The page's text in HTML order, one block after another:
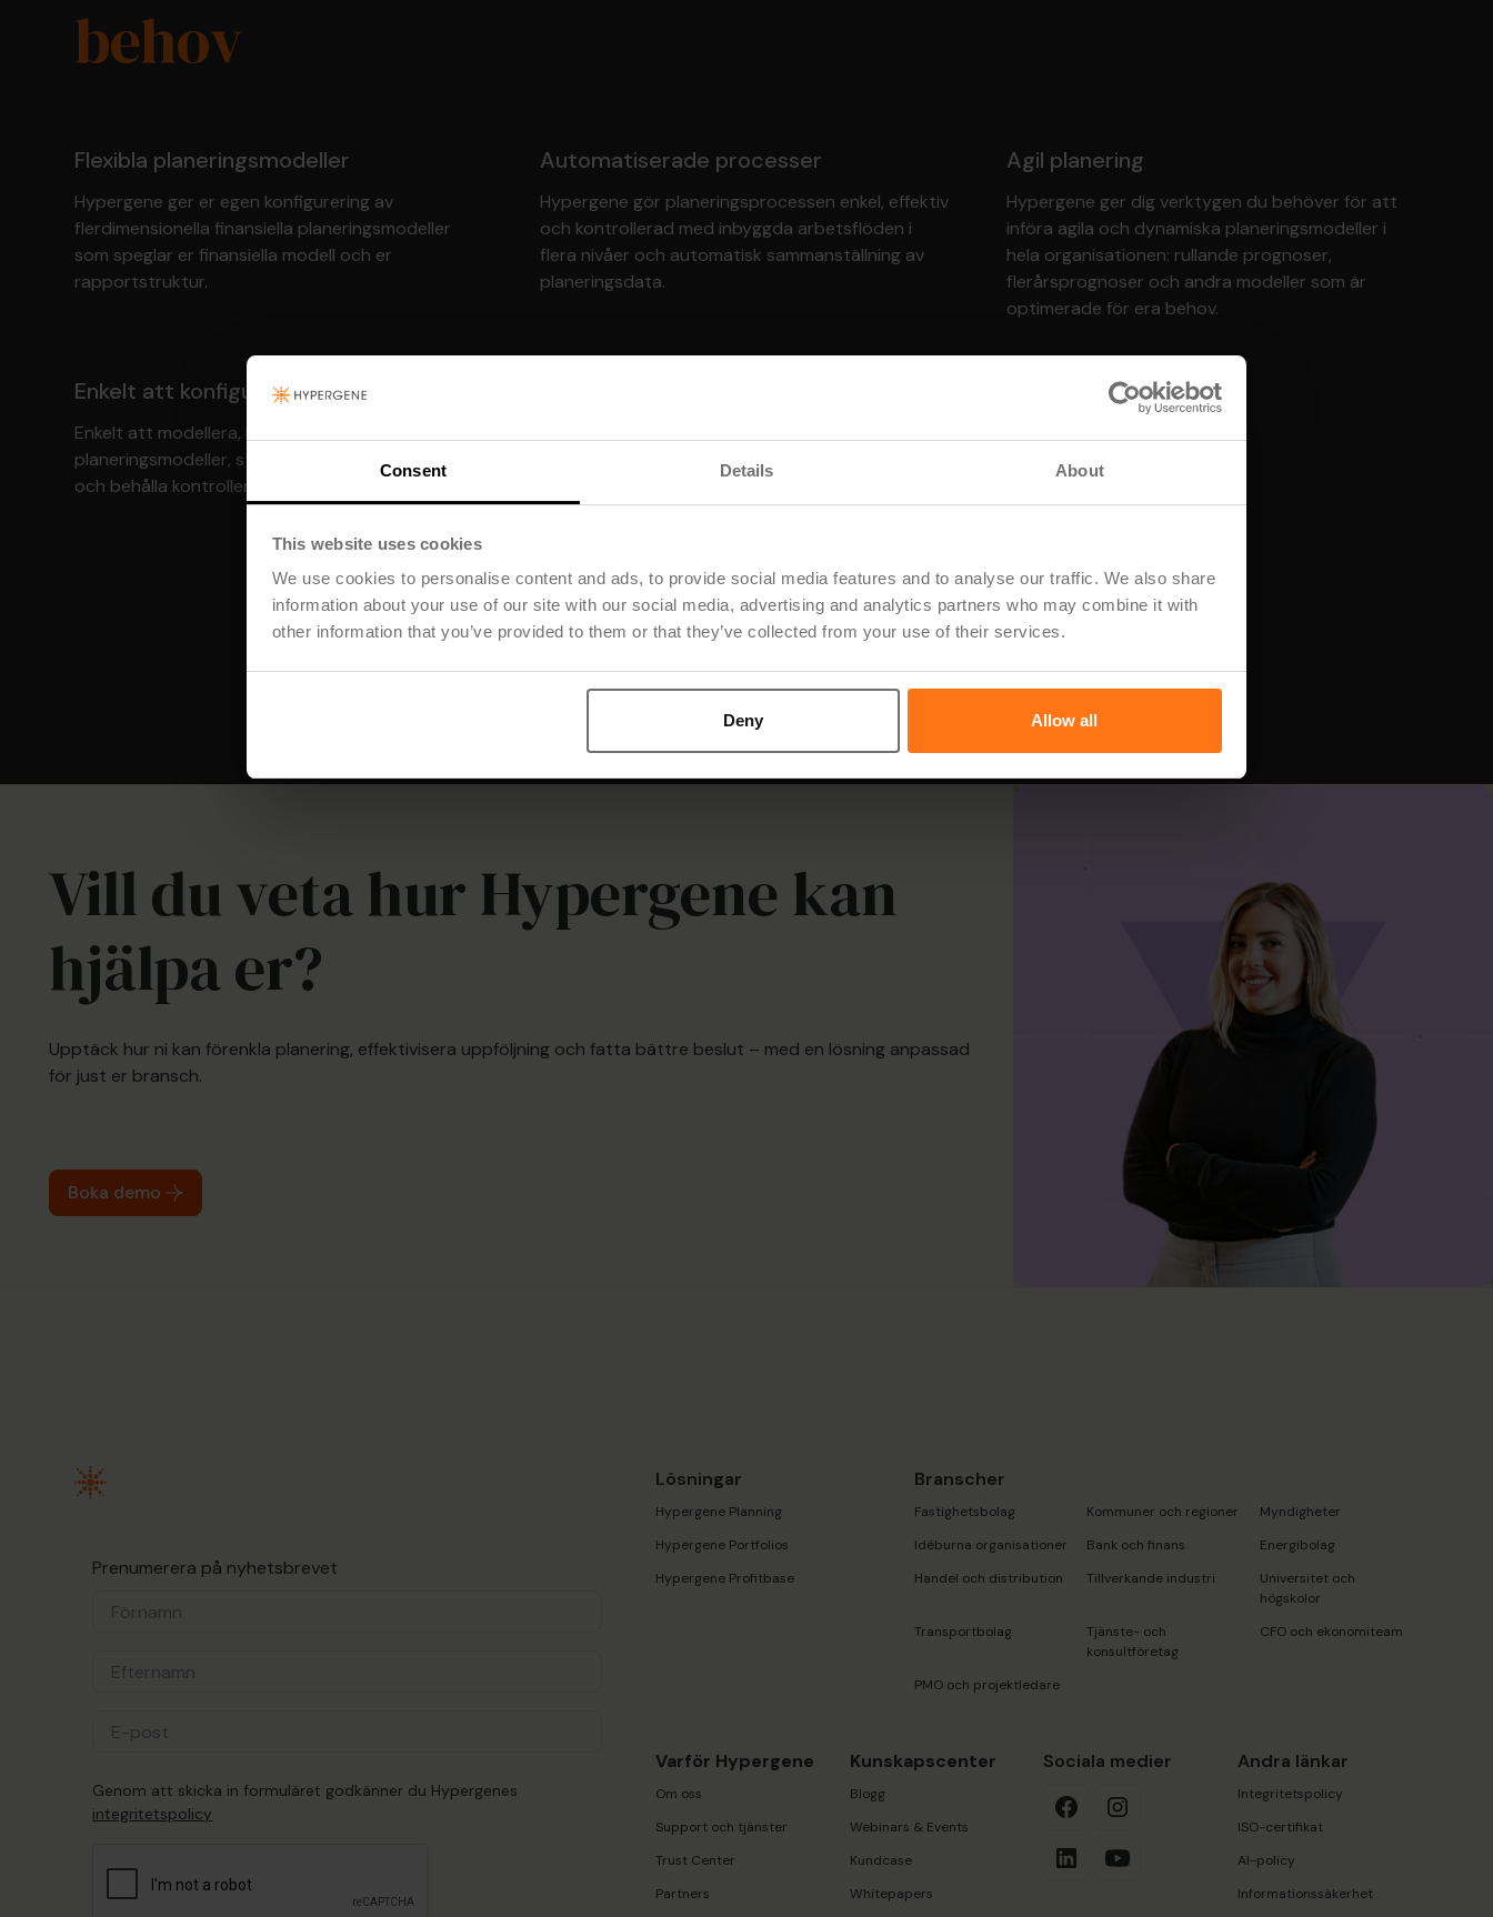
Consent Details About
This website uses cookies
We use cookies to personalise content and ads, to provide social media features and to analyse our traffic. We also share
information about your use of our site with our social media, advertising and analytics partners who may combine it with
other information that you’ve provided to them or that they’ve collected from your use of their services.
Deny Allow all
behov
Flexibla planeringsmodeller
Hypergene ger er egen konfigurering av
flerdimensionella finansiella planeringsmodeller
som speglar er finansiella modell och er
rapportstruktur.
Automatiserade processer
Hypergene gör planeringsprocessen enkel, effektiv
och kontrollerad med inbyggda arbetsflöden i
flera nivåer och automatisk sammanställning av
planeringsdata.
Agil planering
Hypergene ger dig verktygen du behöver för att
införa agila och dynamiska planeringsmodeller i
hela organisationen: rullande prognoser,
flerårsprognoser och andra modeller som är
optimerade för era behov.
Enkelt att konfigurera och underhålla
Enkelt att modellera, konfigurera och optimera
planeringsmodeller, starta planeringsprocesser
och behålla kontrollen.
utforska alternativ, testa antaganden och fatta
Vill du veta hur Hypergene kan
hjälpa er?
Upptäck hur ni kan förenkla planering, effektivisera uppföljning och fatta bättre beslut – med en lösning anpassad
för just er bransch.
Boka demo
Prenumerera på nyhetsbrevet
Genom att skicka in formuläret godkänner du Hypergenes
integritetspolicy
Lösningar
Hypergene Planning
Hypergene Portfolios
Hypergene Profitbase
Branscher
Fastighetsbolag Kommuner och regioner
Myndigheter
Idéburna organisationer
Bank och finans
Energibolag
Handel och distribution
Tillverkande industri
Universitet och
högskolor
Transportbolag
Tjänste- och
konsultföretag
CFO och ekonomiteam
PMO och projektledare
Varför Hypergene
Om oss
Support och tjänster
Trust Center
Partners
Kunskapscenter
Blogg
Webinars & Events
Kundcase
Whitepapers
Sociala medier Andra länkar
Integritetspolicy
ISO-certifikat
AI-policy
Informationssäkerhet